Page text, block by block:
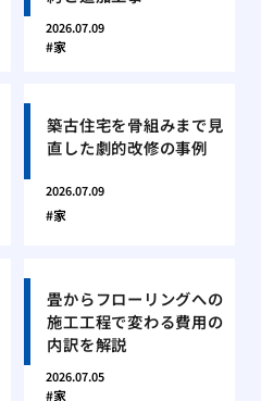
2026.07.09
家
築古住宅を骨組みまで見
直した劇的改修の事例
2026.07.09
家
畳からフローリングへの
施工工程で変わる費用の
内訳を解説
2026.07.05
家